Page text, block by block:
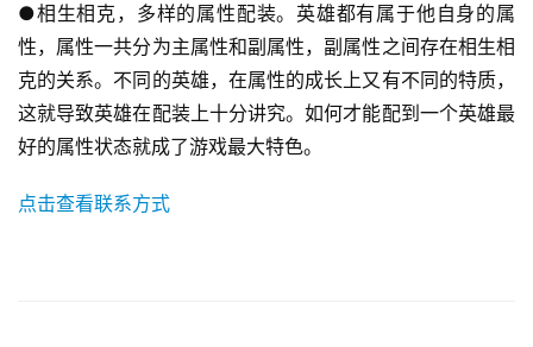
游
戏
业
界
机
●相生相克，多样的属性配装。英雄都有属于他自身的属
性，属性一共分为主属性和副属性，副属性之间存在相生相
克的关系。不同的英雄，在属性的成长上又有不同的特质，
这就导致英雄在配装上十分讲究。如何才能配到一个英雄最
好的属性状态就成了游戏最大特色。
点击查看联系方式